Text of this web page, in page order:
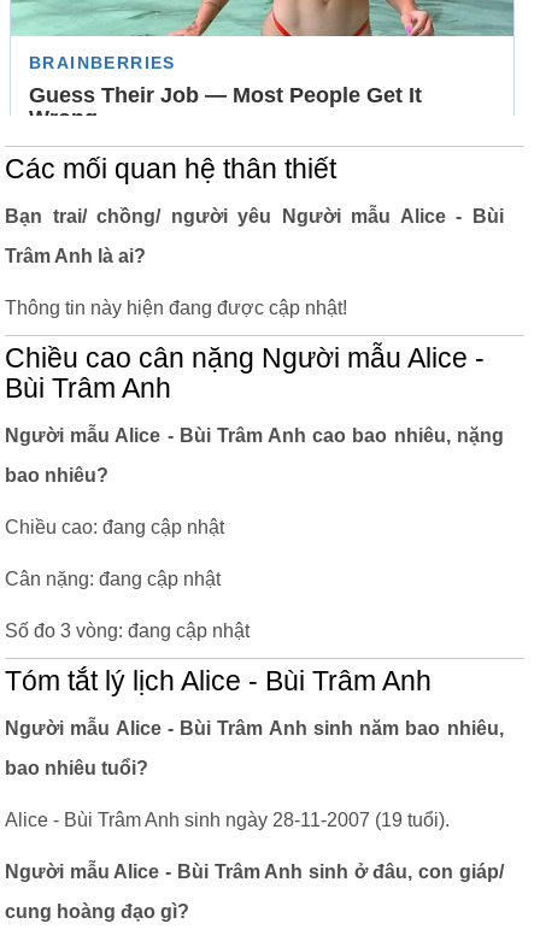
Các mối quan hệ thân thiết
Bạn trai/ chồng/ người yêu Người mẫu Alice - Bùi
Trâm Anh là ai?
Thông tin này hiện đang được cập nhật!
Chiều cao cân nặng Người mẫu Alice -
Bùi Trâm Anh
Người mẫu Alice - Bùi Trâm Anh cao bao nhiêu, nặng
bao nhiêu?
Chiều cao: đang cập nhật
Cân nặng: đang cập nhật
Số đo 3 vòng: đang cập nhật
Tóm tắt lý lịch Alice - Bùi Trâm Anh
Người mẫu Alice - Bùi Trâm Anh sinh năm bao nhiêu,
bao nhiêu tuổi?
Alice - Bùi Trâm Anh sinh ngày 28-11-2007 (19 tuổi).
Người mẫu Alice - Bùi Trâm Anh sinh ở đâu, con giáp/
cung hoàng đạo gì?